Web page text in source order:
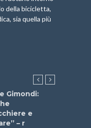
della bicicletta,
sia quella più
Gimondi:
e
– r